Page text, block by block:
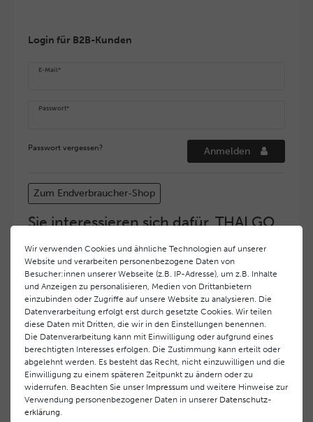
Login für B2B-Kunden
E-Mail*
Passwort*
Passwort vergessen? Anmelden
Zum Endverbraucher-Shop
Sie interessieren sich dafür, THALGO
werden?
Hohe Servicequalität und ein exzellentes Markenimage
haben beiTHALGO COSMETICoberste Priorität.
Anspruchsvollen Endverbrauchern möchten wir ein
hohes Qualitätsniveau und gleichzeitig eine
überdurchschnittliche Behandlungs- und Serviceleistung
gewährleisten. Deshalb haben wir ein selektives
Vertriebssystem eingeführt. THALGO COSMETICPartner
werden auf diese Weise wirtschaftlich unterstützt,
während Endverbrauchern eine stets gleichbleibend hohe
Dienstleistungsqualität und ein innovatives Produkt- und
Wir verwenden Cookies und ähnliche Technologien auf unserer
Website und verarbeiten personenbezogene Daten von
Besucher:innen unserer Webseite (z.B. IP-Adresse), um z.B. Inhalte
und Anzeigen zu personalisieren, Medien von Drittanbietern
einzubinden oder Zugriffe auf unsere Website zu analysieren. Die
Datenverarbeitung erfolgt erst durch gesetzte Cookies. Wir teilen
diese Daten mit Dritten, die wir in den Einstellungen benennen.
Die Datenverarbeitung kann mit Einwilligung oder aufgrund eines
berechtigten Interesses erfolgen. Die Zustimmung kann erteilt oder
abgelehnt werden. Es besteht das Recht, nicht einzuwilligen und die
Einwilligung zu einem späteren Zeitpunkt zu ändern oder zu
widerrufen. Beachten Sie unser Impressum und weitere Hinweise zur
Verwendung personenbezogener Daten in unserer Daten­schutz­
erklärung.